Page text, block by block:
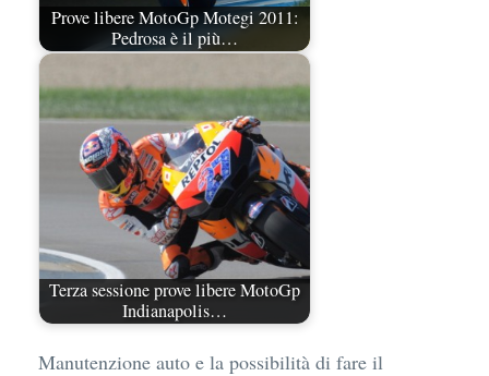
Prove libere MotoGp Motegi 2011:
Pedrosa è il più…
Terza sessione prove libere MotoGp
Indianapolis…
Manutenzione auto e la possibilità di fare il